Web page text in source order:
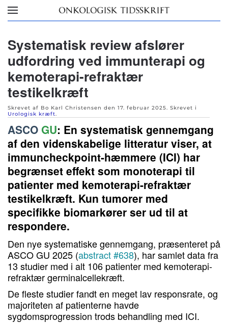
Skip to main content
Systematisk review afslører
udfordring ved immunterapi og
kemoterapi-refraktær
testikelkræft
Skrevet af Bo Karl Christensen den 17. februar 2025. Skrevet i
Urologisk kræft.
ASCO GU: En systematisk gennemgang
af den videnskabelige litteratur viser, at
immuncheckpoint-hæmmere (ICI) har
begrænset effekt som monoterapi til
patienter med kemoterapi-refraktær
testikelkræft. Kun tumorer med
specifikke biomarkører ser ud til at
respondere.
Den nye systematiske gennemgang, præsenteret på
ASCO GU 2025 (abstract #638), har samlet data fra
13 studier med i alt 106 patienter med kemoterapi-
refraktær germinalcellekræft.
De fleste studier fandt en meget lav responsrate, og
majoriteten af patienterne havde
sygdomsprogression trods behandling med ICI.